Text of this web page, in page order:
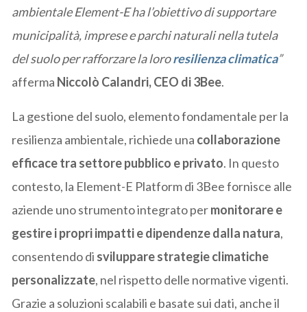
ambientale Element-E ha l’obiettivo di supportare
municipalità, imprese e parchi naturali nella tutela
del suolo per rafforzare la lororesilienza climatica”
afferma Niccolò Calandri, CEO di 3Bee.
La gestione del suolo, elemento fondamentale per la
resilienza ambientale, richiede una collaborazione
efficace tra settore pubblico e privato. In questo
contesto, la Element-E Platform di 3Bee fornisce alle
aziende uno strumento integrato permonitorare e
gestire i propri impatti e dipendenze dalla natura,
consentendo di sviluppare strategie climatiche
personalizzate, nel rispetto delle normative vigenti.
Grazie a soluzioni scalabili e basate sui dati, anche il